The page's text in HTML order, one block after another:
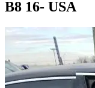
B8 16- USA